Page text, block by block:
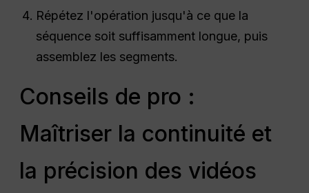
Répétez l'opération jusqu'à ce que la
séquence soit suffisamment longue, puis
assemblez les segments.
Conseils de pro :
Maîtriser la continuité et
la précision des vidéos